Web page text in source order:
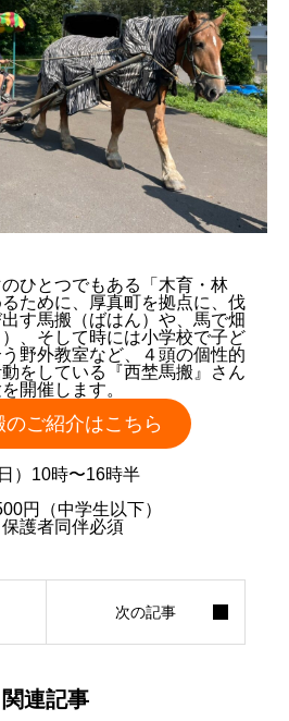
ステージ キャンプ場予約
ひとつでもある「木育・林
ために、厚真町を拠点に、伐
す馬搬（ばはん）や、馬で畑
、そして時には小学校で子ど
野外教室など、４頭の個性的
をしている『西埜馬搬』さん
開催します。
のご紹介はこちら
）10時〜16時半
円（中学生以下）
護者同伴必須
関連記事